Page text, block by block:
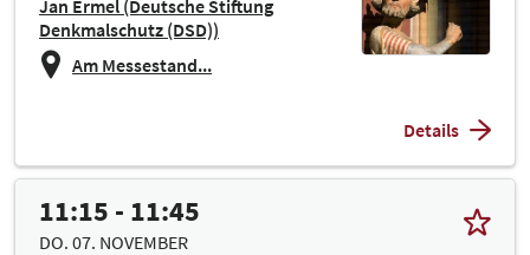
Jan Ermel (Deutsche Stiftung
Denkmalschutz (DSD))
Am Messestand...
Details
11:15 - 11:45
DO. 07. NOVEMBER